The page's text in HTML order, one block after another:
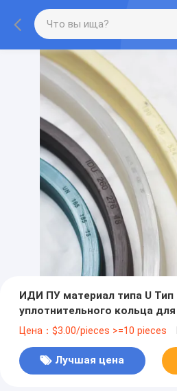
ИДИ ПУ материал типа U Тип
уплотнительного кольца
поршневого вала цилиндра
Цена：$3.00/pieces >=10 pieces
Лучшая цена